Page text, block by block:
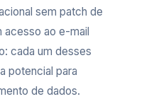
sem patch de
acesso ao e-mail
cada um desses
potencial para
de dados.